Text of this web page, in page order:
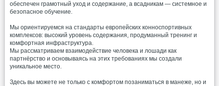
обеспечен грамотный уход и содержание, а всадникам — системное и
безопасное обучение.
Мы ориентируемся на стандарты европейских конноспортивных
комплексов: высокий уровень содержания, продуманный тренинг и
комфортная инфраструктура.
Мы рассматриваем взаимодействие человека и лошади как
партнёрство и основываясь на этих требованиях мы создали
уникальное место.
Здесь вы можете не только с комфортом позаниматься в манеже, но и